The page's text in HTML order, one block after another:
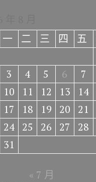
一 二 三 四 五
3 4 5 6 7
10 11 12 13 14
17 18 19 20 21
24 25 26 27 28
31
« 7 月